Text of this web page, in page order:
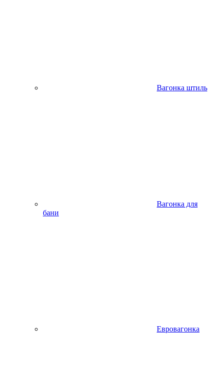
Вагонка штиль
Вагонка для
бани
Евровагонка